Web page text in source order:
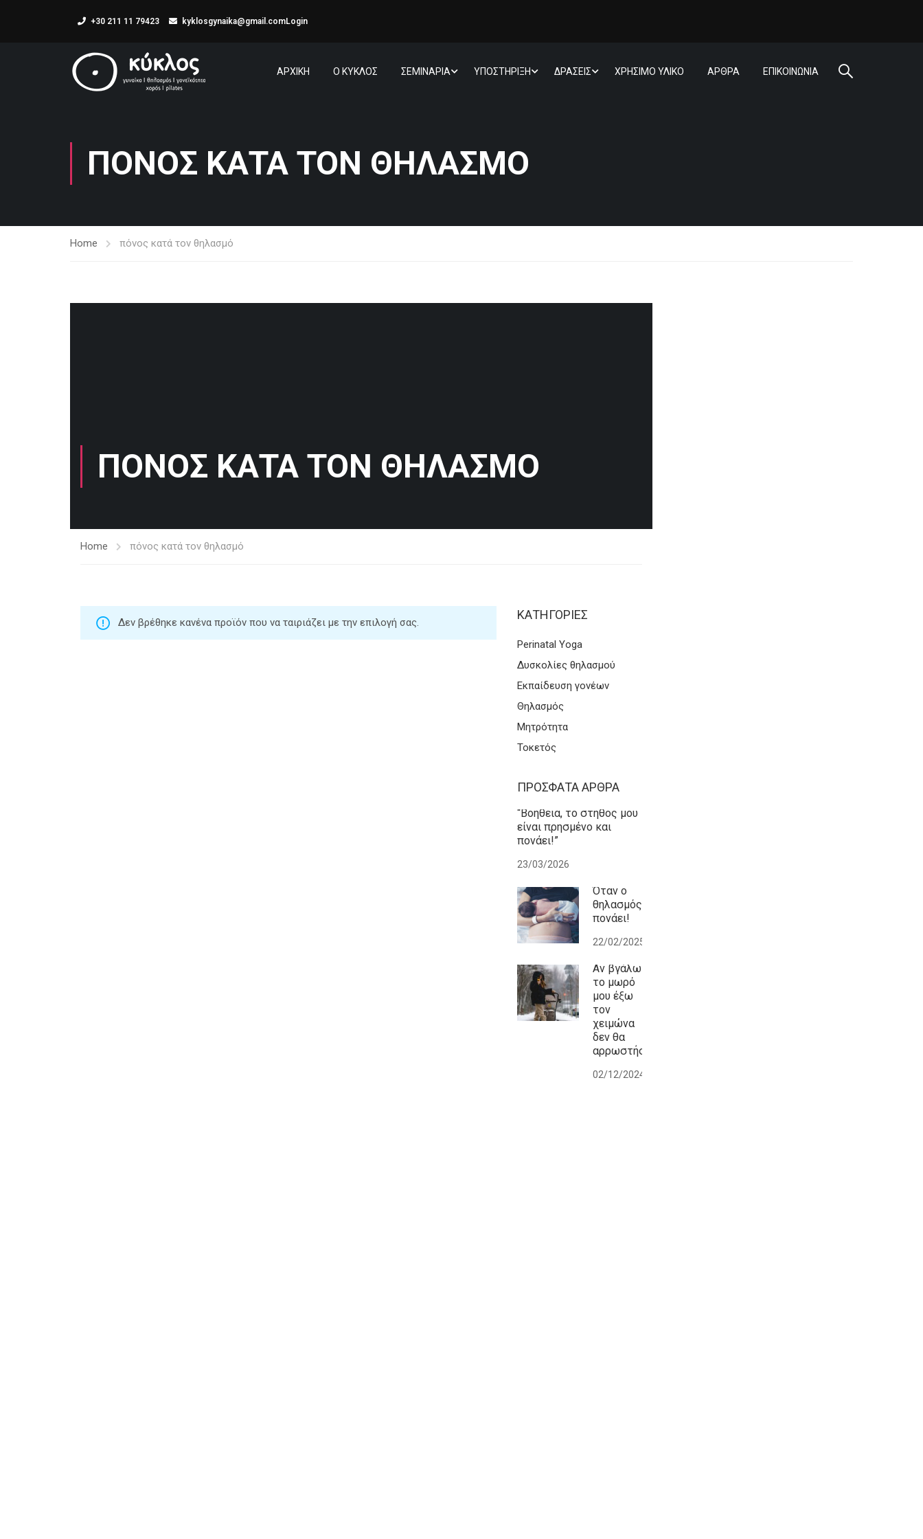
+30 211 11 79423 kyklosgynaika@gmail.comLogin
ΑΡΧΙΚΗ Ο ΚΥΚΛΟΣ ΣΕΜΙΝΑΡΙΑ ΥΠΟΣΤΗΡΙΞΗ ΔΡΑΣΕΙΣ ΧΡΗΣΙΜΟ ΥΛΙΚΟ ΑΡΘΡΑ ΕΠΙΚΟΙΝΩΝΙΑ
ΠΌΝΟΣ ΚΑΤΆ ΤΟΝ ΘΗΛΑΣΜΌ
Home πόνος κατά τον θηλασμό
ΠΌΝΟΣ ΚΑΤΆ ΤΟΝ ΘΗΛΑΣΜΌ
Home πόνος κατά τον θηλασμό
Δεν βρέθηκε κανένα προϊόν που να ταιριάζει με την επιλογή σας.
KΑΤΗΓΟΡΊΕΣ
Perinatal Yoga
Δυσκολίες θηλασμού
Εκπαίδευση γονέων
Θηλασμός
Μητρότητα
Τοκετός
ΠΡΌΣΦΑΤΑ ΆΡΘΡΑ
“Βοήθεια, το στήθος μου
είναι πρησμένο και
πονάει!”
23/03/2026
Όταν ο
θηλασμός
πονάει!
22/02/2025
Αν βγάλω
το μωρό
μου έξω
τον
χειμώνα
δεν θα
αρρωστήσει;
02/12/2024